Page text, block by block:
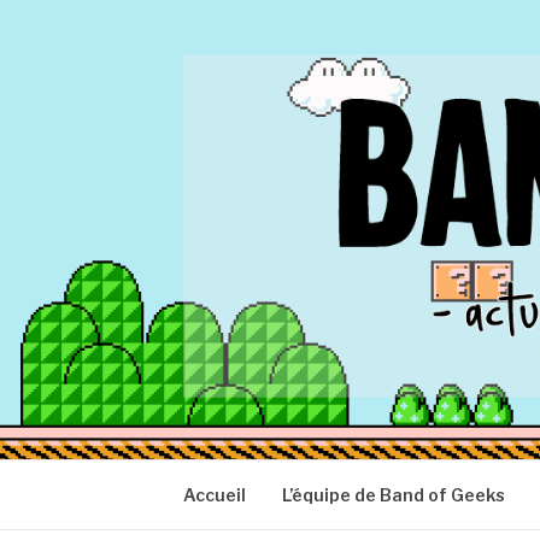
BAND OF
Actu Geek d'hier et d'aujourd'hui
Accueil L’équipe de Band of Geeks